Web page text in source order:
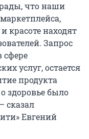
что наши
красоте находят
Запрос
сфере
услуг, остается
продукта
здоровье было
сказал
Евгений